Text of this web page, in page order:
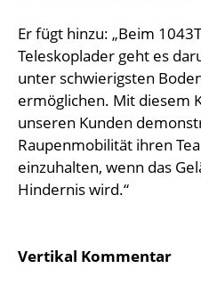
Er fügt hinzu: „Beim
Teleskoplader geht es
unter schwierigsten
ermöglichen. Mit diesem
unseren Kunden
Raupenmobilität ihren
einzuhalten, wenn das
Hindernis wird.“
Vertikal Kommentar